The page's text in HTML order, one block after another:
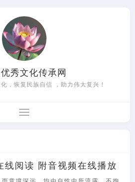
秀文化传承网
，恢复民族自信 ，助力伟大复兴！
线阅读 附音视频在线播放
意境深远，均由自性中所流露，不拘